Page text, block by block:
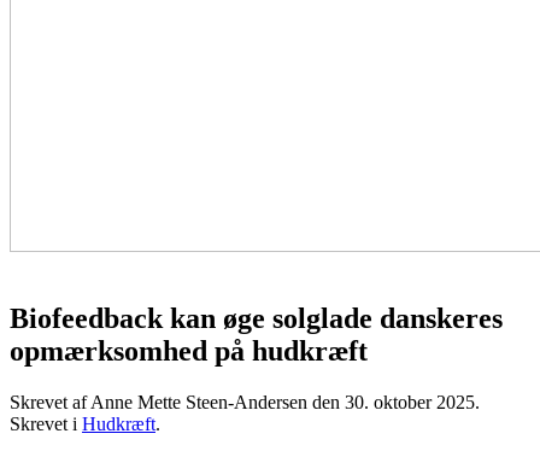
Biofeedback kan øge solglade danskeres
opmærksomhed på hudkræft
Skrevet af Anne Mette Steen-Andersen den 30. oktober 2025.
Skrevet i Hudkræft.